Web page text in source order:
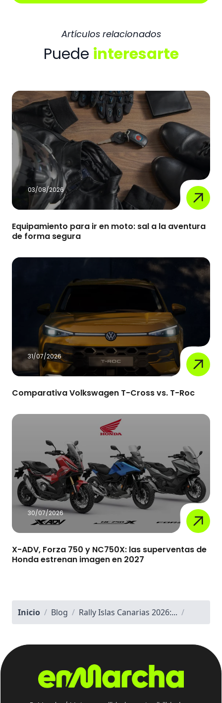
Artículos relacionados
Puede interesarte
03/08/2026
Equipamiento para ir en moto: sal a la aventura
de forma segura
31/07/2026
Comparativa Volkswagen T-Cross vs. T-Roc
30/07/2026
X-ADV, Forza 750 y NC750X: las superventas de
Honda estrenan imagen en 2027
Inicio / Blog / Rally Islas Canarias 2026:... /